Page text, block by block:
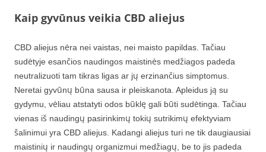
Kaip gyvūnus veikia CBD aliejus
CBD aliejus nėra nei vaistas, nei maisto papildas. Tačiau
sudėtyje esančios naudingos maistinės medžiagos padeda
neutralizuoti tam tikras ligas ar jų erzinančius simptomus.
Neretai gyvūnų būna sausa ir pleiskanota. Apleidus ją su
gydymu, vėliau atstatyti odos būklę gali būti sudėtinga. Tačiau
vienas iš naudingų pasirinkimų tokių sutrikimų efektyviam
šalinimui yra CBD aliejus. Kadangi aliejus turi ne tik daugiausiai
maistinių ir naudingų organizmui medžiagų, be to jis padeda